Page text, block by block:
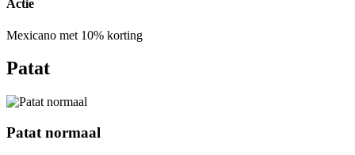
Actie
Mexicano met 10% korting
Patat
Patat normaal